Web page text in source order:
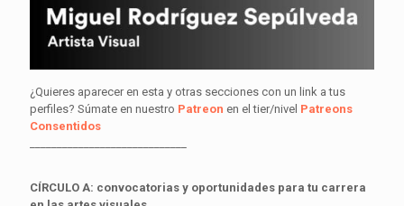
¿Quieres aparecer en esta y otras secciones con un link a tus
perfiles? Súmate en nuestro Patreon en el tier/nivel Patreons
Consentidos
CÍRCULO A: convocatorias y oportunidades para tu carrera